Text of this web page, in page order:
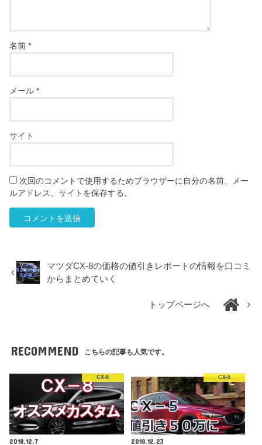
名前*
メール*
サイト
次回のコメントで使用するためブラウザーに自分の名前、メー
ルアドレス、サイトを保存する。
マツダCX-8の価格の値引きレポートの情報を口コミ
からまとめていく
トップページへ
RECOMMEND こちらの記事も人気です。
CX-8
2018.12.7
CX-5
2018.12.23